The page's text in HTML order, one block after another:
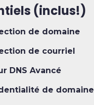
(inclus!)
de domaine
de courriel
DNS Avancé
de domaine